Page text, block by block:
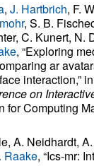
, J. Hartbrich, F.
, S. B.
C. Kunert, N.
, “Exploring
ar
interaction,” in
on
for Computing
A. Neidhardt,
Raake, “Ics-mr: